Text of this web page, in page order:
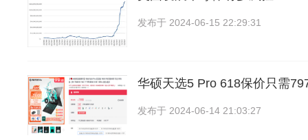
发布于 2024-06-15 22:29:31
华硕天选5 Pro 618保价只需
发布于 2024-06-14 21:03:27